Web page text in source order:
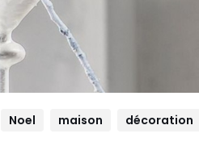
Noel maison décoration